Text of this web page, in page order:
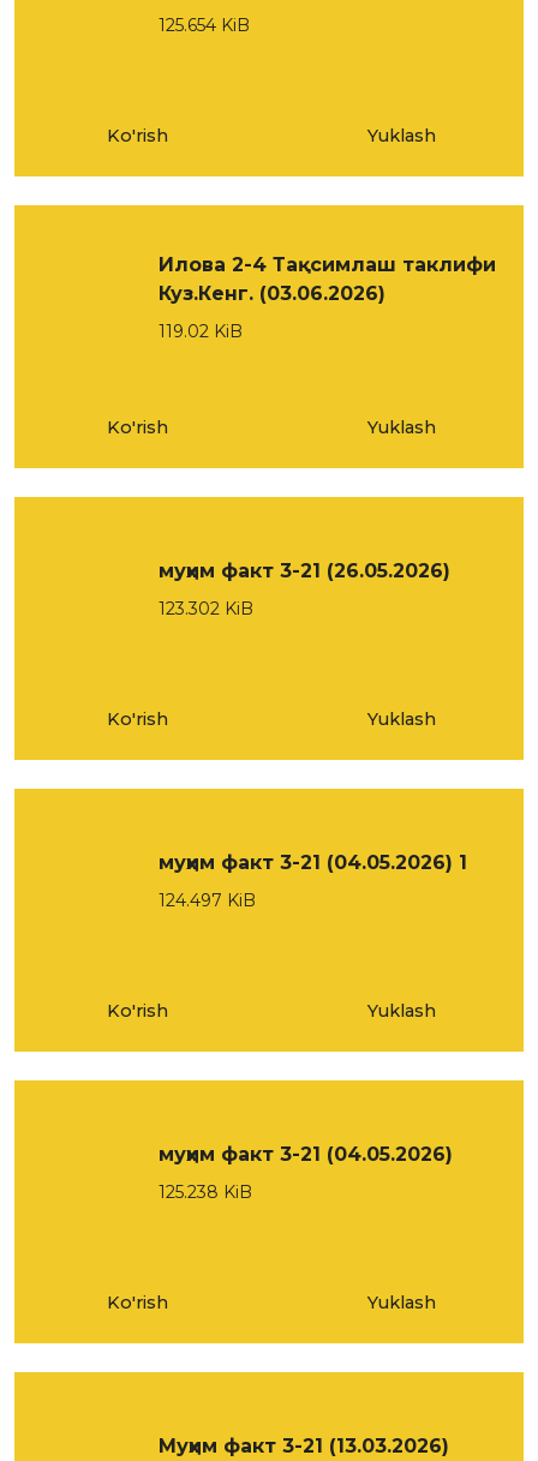
125.654 KiB
Ko'rish Yuklash
Илова 2-4 Тақсимлаш таклифи
Куз.Кенг. (03.06.2026)
119.02 KiB
Ko'rish Yuklash
муҳим факт 3-21 (26.05.2026)
123.302 KiB
Ko'rish Yuklash
муҳим факт 3-21 (04.05.2026) 1
124.497 KiB
Ko'rish Yuklash
муҳим факт 3-21 (04.05.2026)
125.238 KiB
Ko'rish Yuklash
Муҳим факт 3-21 (13.03.2026)